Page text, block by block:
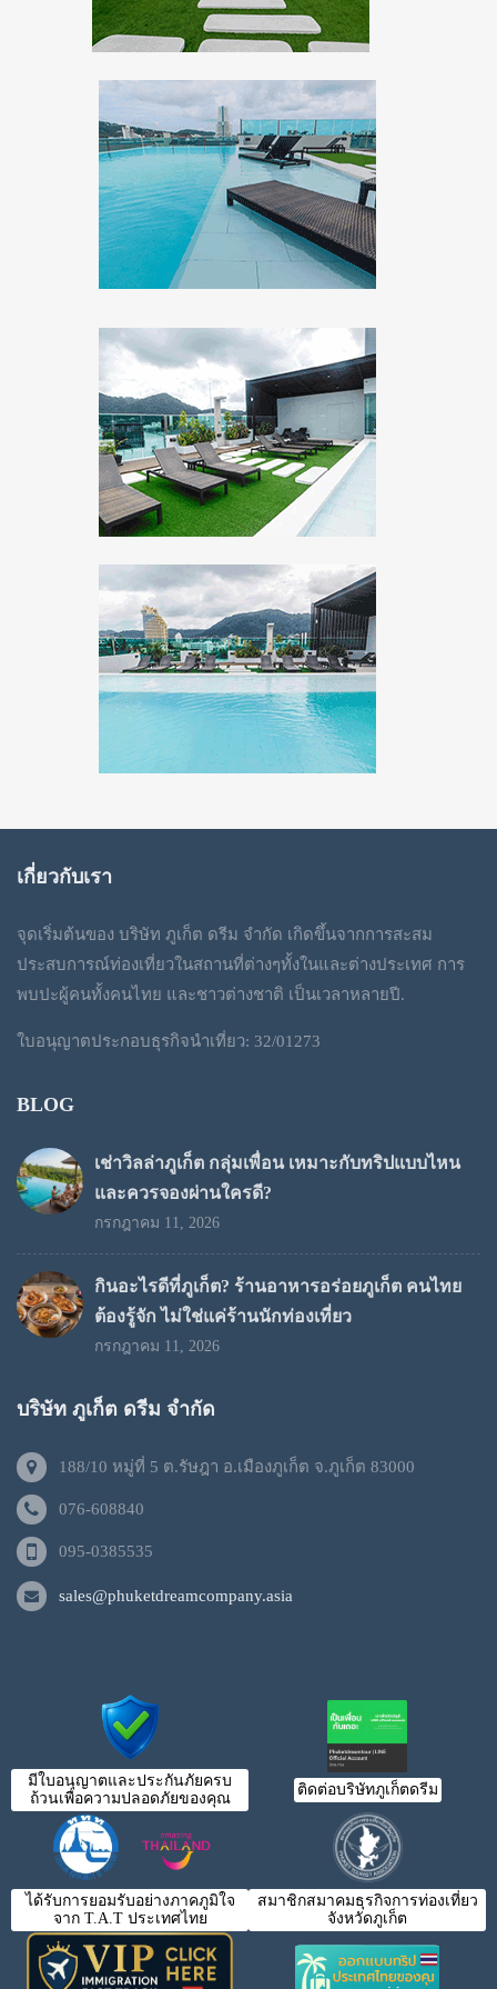
เกี่ยวกับเรา
จุดเริ่มต้นของ บริษัท ภูเก็ต ดรีม จำกัด เกิดขึ้นจากการสะสม
ประสบการณ์ท่องเที่ยวในสถานที่ต่างๆทั้งในและต่างประเทศ การ
พบปะผู้คนทั้งคนไทย และชาวต่างชาติ เป็นเวลาหลายปี.
ใบอนุญาตประกอบธุรกิจนำเที่ยว: 32/01273
BLOG
เช่าวิลล่าภูเก็ต กลุ่มเพื่อน เหมาะกับทริปแบบไหน
และควรจองผ่านใครดี?
กรกฎาคม 11, 2026
กินอะไรดีที่ภูเก็ต? ร้านอาหารอร่อยภูเก็ต คนไทย
ต้องรู้จัก ไม่ใช่แค่ร้านนักท่องเที่ยว
กรกฎาคม 11, 2026
บริษัท ภูเก็ต ดรีม จำกัด
188/10 หมู่ที่ 5 ต.รัษฎา อ.เมืองภูเก็ต จ.ภูเก็ต 83000
076-608840
095-0385535
sales@phuketdreamcompany.asia
มีใบอนุญาตและประกันภัยครบ
ถ้วนเพื่อความปลอดภัยของคุณ
ติดต่อบริษัทภูเก็ตดรีม
ได้รับการยอมรับอย่างภาคภูมิใจ
จาก T.A.T ประเทศไทย
สมาชิกสมาคมธุรกิจการท่องเที่ยว
จังหวัดภูเก็ต